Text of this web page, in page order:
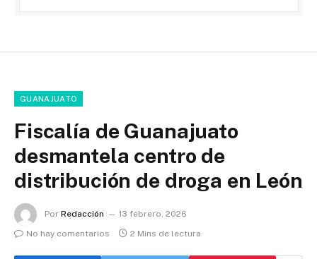
GUANAJUATO
Fiscalía de Guanajuato
desmantela centro de
distribución de droga en León
Por Redacción
13 febrero, 2026
No hay comentarios
2 Mins de lectura